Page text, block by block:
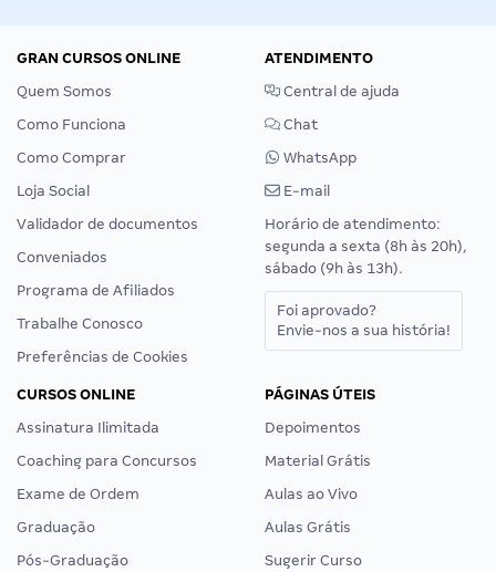
GRAN CURSOS ONLINE
Quem Somos
Como Funciona
Como Comprar
Loja Social
Validador de documentos
Conveniados
Programa de Afiliados
Trabalhe Conosco
Preferências de Cookies
ATENDIMENTO
Central de ajuda
Chat
WhatsApp
E-mail
Horário de atendimento:
segunda a sexta (8h às 20h),
sábado (9h às 13h).
Foi aprovado?
Envie-nos a sua história!
CURSOS ONLINE
Assinatura Ilimitada
Coaching para Concursos
Exame de Ordem
Graduação
Pós-Graduação
PÁGINAS ÚTEIS
Depoimentos
Material Grátis
Aulas ao Vivo
Aulas Grátis
Sugerir Curso